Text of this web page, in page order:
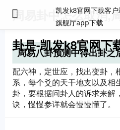
凯发k8官网下载客
旗舰厅app下载
周易卦中怎么取消,
卦是-凯发k8官网下
周易八卦预测中得出卦之
配六神，定世应，找出变卦，
系，每个爻的天干地支以及相
卦，要根据问卦人的诉求来解
诀，慢慢参详就会慢慢懂了。